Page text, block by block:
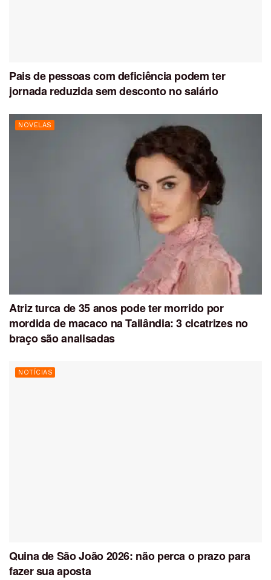
Pais de pessoas com deficiência podem ter
jornada reduzida sem desconto no salário
NOVELAS
Atriz turca de 35 anos pode ter morrido por
mordida de macaco na Tailândia: 3 cicatrizes no
braço são analisadas
NOTÍCIAS
Quina de São João 2026: não perca o prazo para
fazer sua aposta